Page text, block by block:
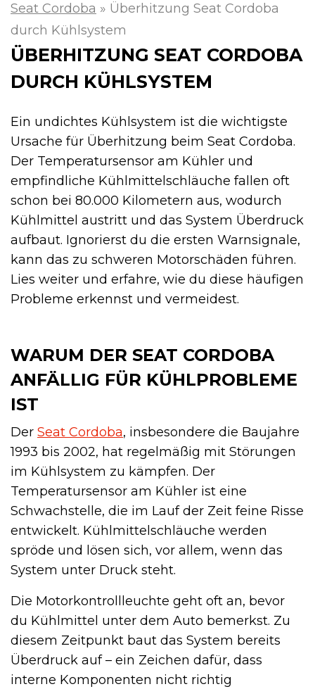
Seat Cordoba » Überhitzung Seat Cordoba
durch Kühlsystem
ÜBERHITZUNG SEAT CORDOBA
DURCH KÜHLSYSTEM
Ein undichtes Kühlsystem ist die wichtigste
Ursache für Überhitzung beim Seat Cordoba.
Der Temperatursensor am Kühler und
empfindliche Kühlmittelschläuche fallen oft
schon bei 80.000 Kilometern aus, wodurch
Kühlmittel austritt und das System Überdruck
aufbaut. Ignorierst du die ersten Warnsignale,
kann das zu schweren Motorschäden führen.
Lies weiter und erfahre, wie du diese häufigen
Probleme erkennst und vermeidest.
WARUM DER SEAT CORDOBA
ANFÄLLIG FÜR KÜHLPROBLEME
IST
Der Seat Cordoba, insbesondere die Baujahre
1993 bis 2002, hat regelmäßig mit Störungen
im Kühlsystem zu kämpfen. Der
Temperatursensor am Kühler ist eine
Schwachstelle, die im Lauf der Zeit feine Risse
entwickelt. Kühlmittelschläuche werden
spröde und lösen sich, vor allem, wenn das
System unter Druck steht.
Die Motorkontrollleuchte geht oft an, bevor
du Kühlmittel unter dem Auto bemerkst. Zu
diesem Zeitpunkt baut das System bereits
Überdruck auf – ein Zeichen dafür, dass
interne Komponenten nicht richtig